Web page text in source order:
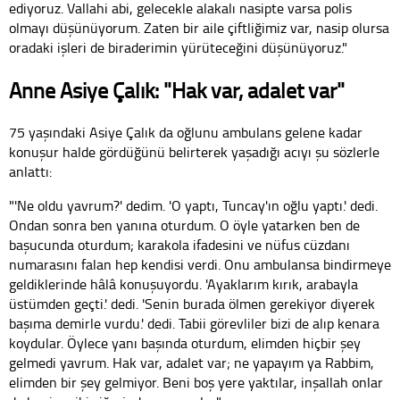
ediyoruz. Vallahi abi, gelecekle alakalı nasipte varsa polis
olmayı düşünüyorum. Zaten bir aile çiftliğimiz var, nasip olursa
oradaki işleri de biraderimin yürüteceğini düşünüyoruz."
Anne Asiye Çalık: "Hak var, adalet var"
75 yaşındaki Asiye Çalık da oğlunu ambulans gelene kadar
konuşur halde gördüğünü belirterek yaşadığı acıyı şu sözlerle
anlattı:
"'Ne oldu yavrum?' dedim. 'O yaptı, Tuncay'ın oğlu yaptı.' dedi.
Ondan sonra ben yanına oturdum. O öyle yatarken ben de
başucunda oturdum; karakola ifadesini ve nüfus cüzdanı
numarasını falan hep kendisi verdi. Onu ambulansa bindirmeye
geldiklerinde hâlâ konuşuyordu. 'Ayaklarım kırık, arabayla
üstümden geçti.' dedi. 'Senin burada ölmen gerekiyor diyerek
başıma demirle vurdu.' dedi. Tabii görevliler bizi de alıp kenara
koydular. Öylece yanı başında oturdum, elimden hiçbir şey
gelmedi yavrum. Hak var, adalet var; ne yapayım ya Rabbim,
elimden bir şey gelmiyor. Beni boş yere yaktılar, inşallah onlar